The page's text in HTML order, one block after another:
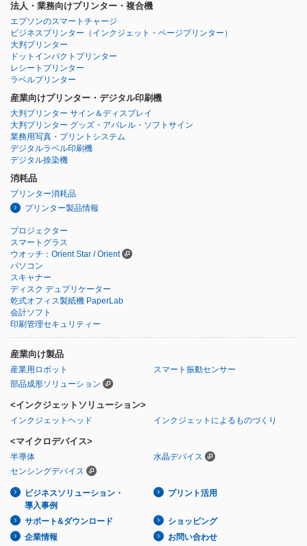
法人・業務向けプリンター・複合機
エプソンのスマートチャージ
ビジネスプリンター （インクジェット・ページプリンター）
大判プリンター
ドットインパクトプリンター
レシートプリンター
ラベルプリンター
産業向けプリンター・デジタル印刷機
大判プリンター サイン＆ディスプレイ
大判プリンター グッズ・アパレル・ソフトサイン
業務用写真・プリントシステム
デジタルラベル印刷機
デジタル捺染機
消耗品
プリンター消耗品
プリンター製品情報
プロジェクター
スマートグラス
ウオッチ：Orient Star / Orient
パソコン
スキャナー
ディスク デュプリケーター
乾式オフィス製紙機 PaperLab
会計ソフト
印刷管理セキュリティー
産業向け製品
産業用ロボット
スマート振動センサー
部品成形ソリューション
<インクジェットソリューション>
インクジェットヘッド インクジェットによるものづくり
<マイクロデバイス>
半導体
水晶デバイス
センシングデバイス
ビジネスソリューション・
導入事例
プリント活用
サポート&ダウンロード
ショッピング
企業情報
お問い合わせ